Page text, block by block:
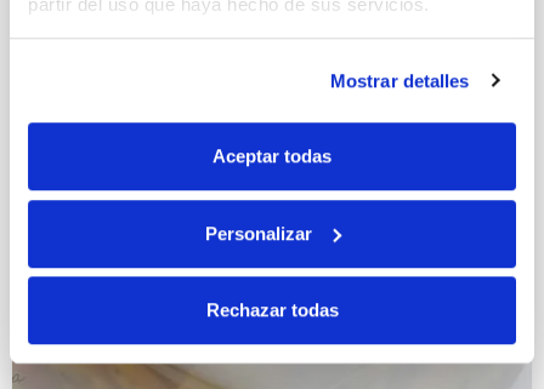
Mostrar detalles
Aceptar todas
Personalizar
Rechazar todas